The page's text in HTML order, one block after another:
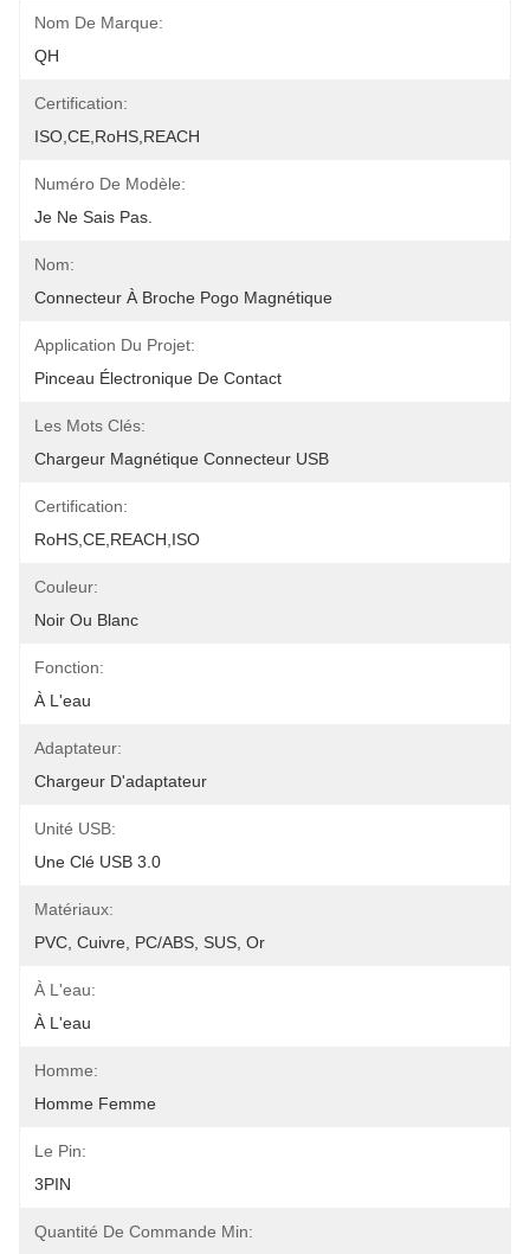
Nom De Marque:
QH
Certification:
ISO,CE,RoHS,REACH
Numéro De Modèle:
Je Ne Sais Pas.
Nom:
Connecteur À Broche Pogo Magnétique
Application Du Projet:
Pinceau Électronique De Contact
Les Mots Clés:
Chargeur Magnétique Connecteur USB
Certification:
RoHS,CE,REACH,ISO
Couleur:
Noir Ou Blanc
Fonction:
À L'eau
Adaptateur:
Chargeur D'adaptateur
Unité USB:
Une Clé USB 3.0
Matériaux:
PVC, Cuivre, PC/ABS, SUS, Or
À L'eau:
À L'eau
Homme:
Homme Femme
Le Pin:
3PIN
Quantité De Commande Min: